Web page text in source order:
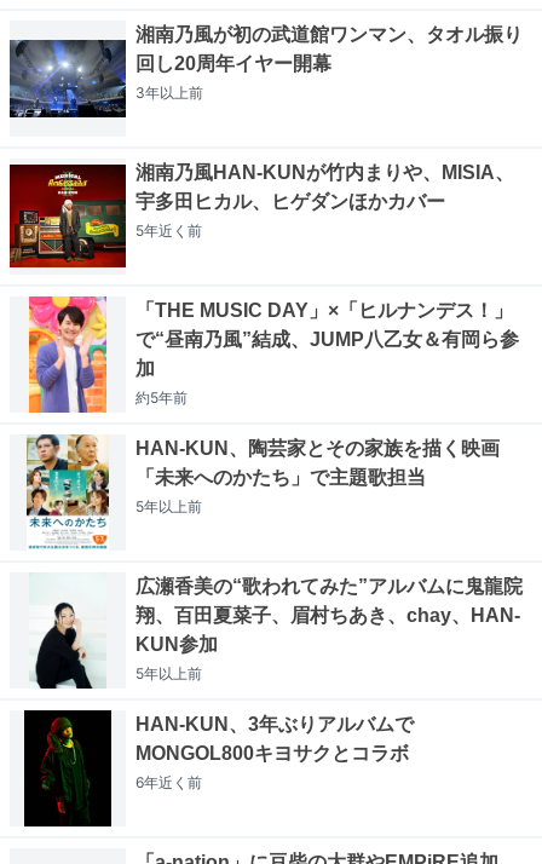
湘南乃風が初の武道館ワンマン、タオル振り
回し20周年イヤー開幕
3年以上前
湘南乃風HAN-KUNが竹内まりや、MISIA、
宇多田ヒカル、ヒゲダンほかカバー
5年近く 前
「THE MUSIC DAY」×「ヒルナンデス！」
で“昼南乃風”結成、JUMP八乙女＆有岡ら参
加
約5年前
HAN-KUN、陶芸家とその家族を描く映画
「未来へのかたち」で主題歌担当
5年以上前
広瀬香美の“歌われてみた”アルバムに鬼龍院
翔、百田夏菜子、眉村ちあき、chay、HAN-
KUN参加
5年以上前
HAN-KUN、3年ぶりアルバムで
MONGOL800キヨサクとコラボ
6年近く 前